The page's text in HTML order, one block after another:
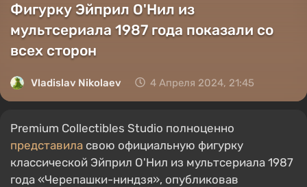
Фигурку Эйприл О'Нил из
мультсериала 1987 года показали со
всех сторон
Vladislav Nikolaev 4 Апреля 2024, 21:45
Premium Collectibles Studio полноценно
представила свою официальную фигурку
классической Эйприл О'Нил из мультсериала 1987
года «Черепашки-ниндзя», опубликовав